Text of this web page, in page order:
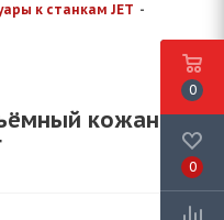
к станкам JET -
кожаный
0
0